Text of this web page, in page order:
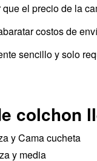
el precio de la
costos de
sencillo y solo
colchon
y Cama cucheta
y media